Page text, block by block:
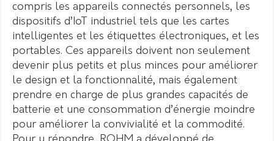
compris les appareils connectés personnels, les
dispositifs d’IoT industriel tels que les cartes
intelligentes et les étiquettes électroniques, et les
portables. Ces appareils doivent non seulement
devenir plus petits et plus minces pour améliorer
le design et la fonctionnalité, mais également
prendre en charge de plus grandes capacités de
batterie et une consommation d’énergie moindre
pour améliorer la convivialité et la commodité.